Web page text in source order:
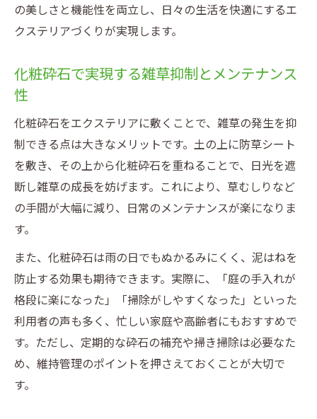
の美しさと機能性を両立し、日々の生活を快適にするエ
クステリアづくりが実現します。
化粧砕石で実現する雑草抑制とメンテナンス
性
化粧砕石をエクステリアに敷くことで、雑草の発生を抑
制できる点は大きなメリットです。土の上に防草シート
を敷き、その上から化粧砕石を重ねることで、日光を遮
断し雑草の成長を妨げます。これにより、草むしりなど
の手間が大幅に減り、日常のメンテナンスが楽になりま
す。
また、化粧砕石は雨の日でもぬかるみにくく、泥はねを
防止する効果も期待できます。実際に、「庭の手入れが
格段に楽になった」「掃除がしやすくなった」といった
利用者の声も多く、忙しい家庭や高齢者にもおすすめで
す。ただし、定期的な砕石の補充や掃き掃除は必要なた
め、維持管理のポイントを押さえておくことが大切で
す。